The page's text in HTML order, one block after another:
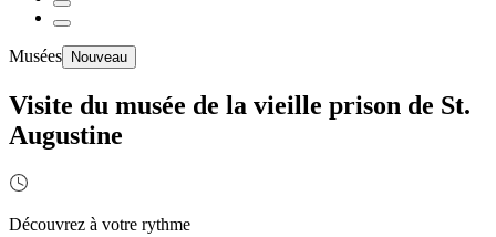
Musées Nouveau
Visite du musée de la vieille prison de St.
Augustine
Découvrez à votre rythme